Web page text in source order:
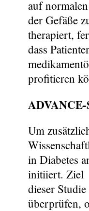
auf
der Gefäße
therapiert,
dass
profitieren
Um
in Diabetes
initiiert. Ziel
dieser
überprüfen,